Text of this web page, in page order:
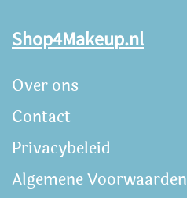
Shop4Makeup.nl
Over ons
Contact
Privacybeleid
Algemene Voorwaarden